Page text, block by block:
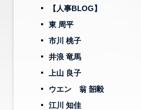
【人事BLOG】
東 周平
市川 桃子
井浪 竜馬
上山 良子
ウエン 翁 韶毅
江川 知佳